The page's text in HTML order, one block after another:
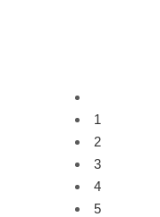
1
2
3
4
5